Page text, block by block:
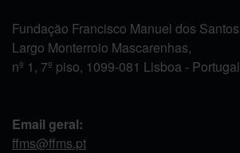
Fundação Francisco Manuel dos Santos
Largo Monterroio Mascarenhas,
nº 1, 7º piso, 1099-081 Lisboa - Portugal
Email geral:
ffms@ffms.pt